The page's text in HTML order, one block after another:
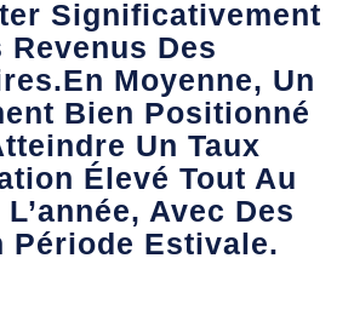
Significativement
Revenus Des
Moyenne, Un
Bien Positionné
Un Taux
Élevé Tout Au
Avec Des
Période Estivale.